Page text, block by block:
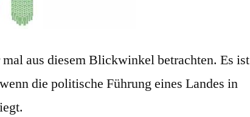
aus diesem Blickwinkel betrachten. Es ist
die politische Führung eines Landes in